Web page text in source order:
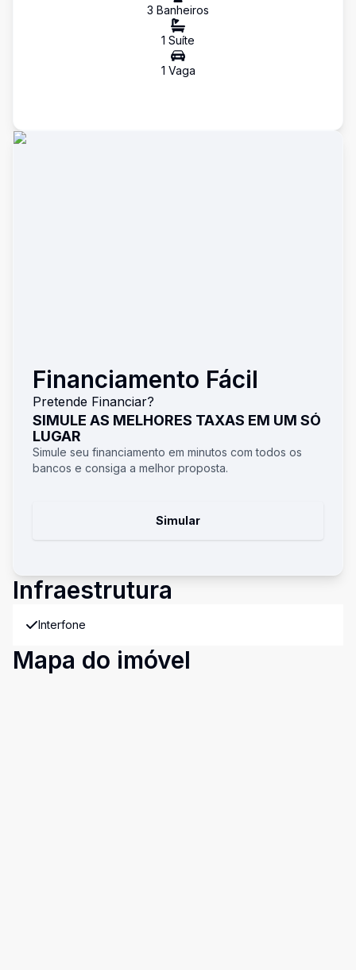
3 Banheiros
1 Suíte
1 Vaga
Financiamento Fácil
Pretende Financiar?
SIMULE AS MELHORES TAXAS EM UM SÓ
LUGAR
Simule seu financiamento em minutos com todos os
bancos e consiga a melhor proposta.
Simular
Infraestrutura
Interfone
Mapa do imóvel